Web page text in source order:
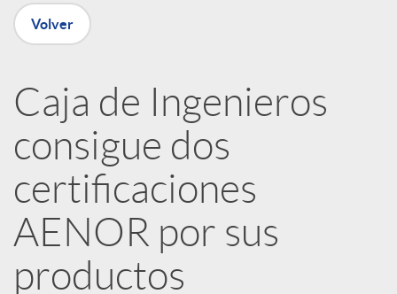
e
d
e
Volver
Caja de Ingenieros
consigue dos
certificaciones
AENOR por sus
productos